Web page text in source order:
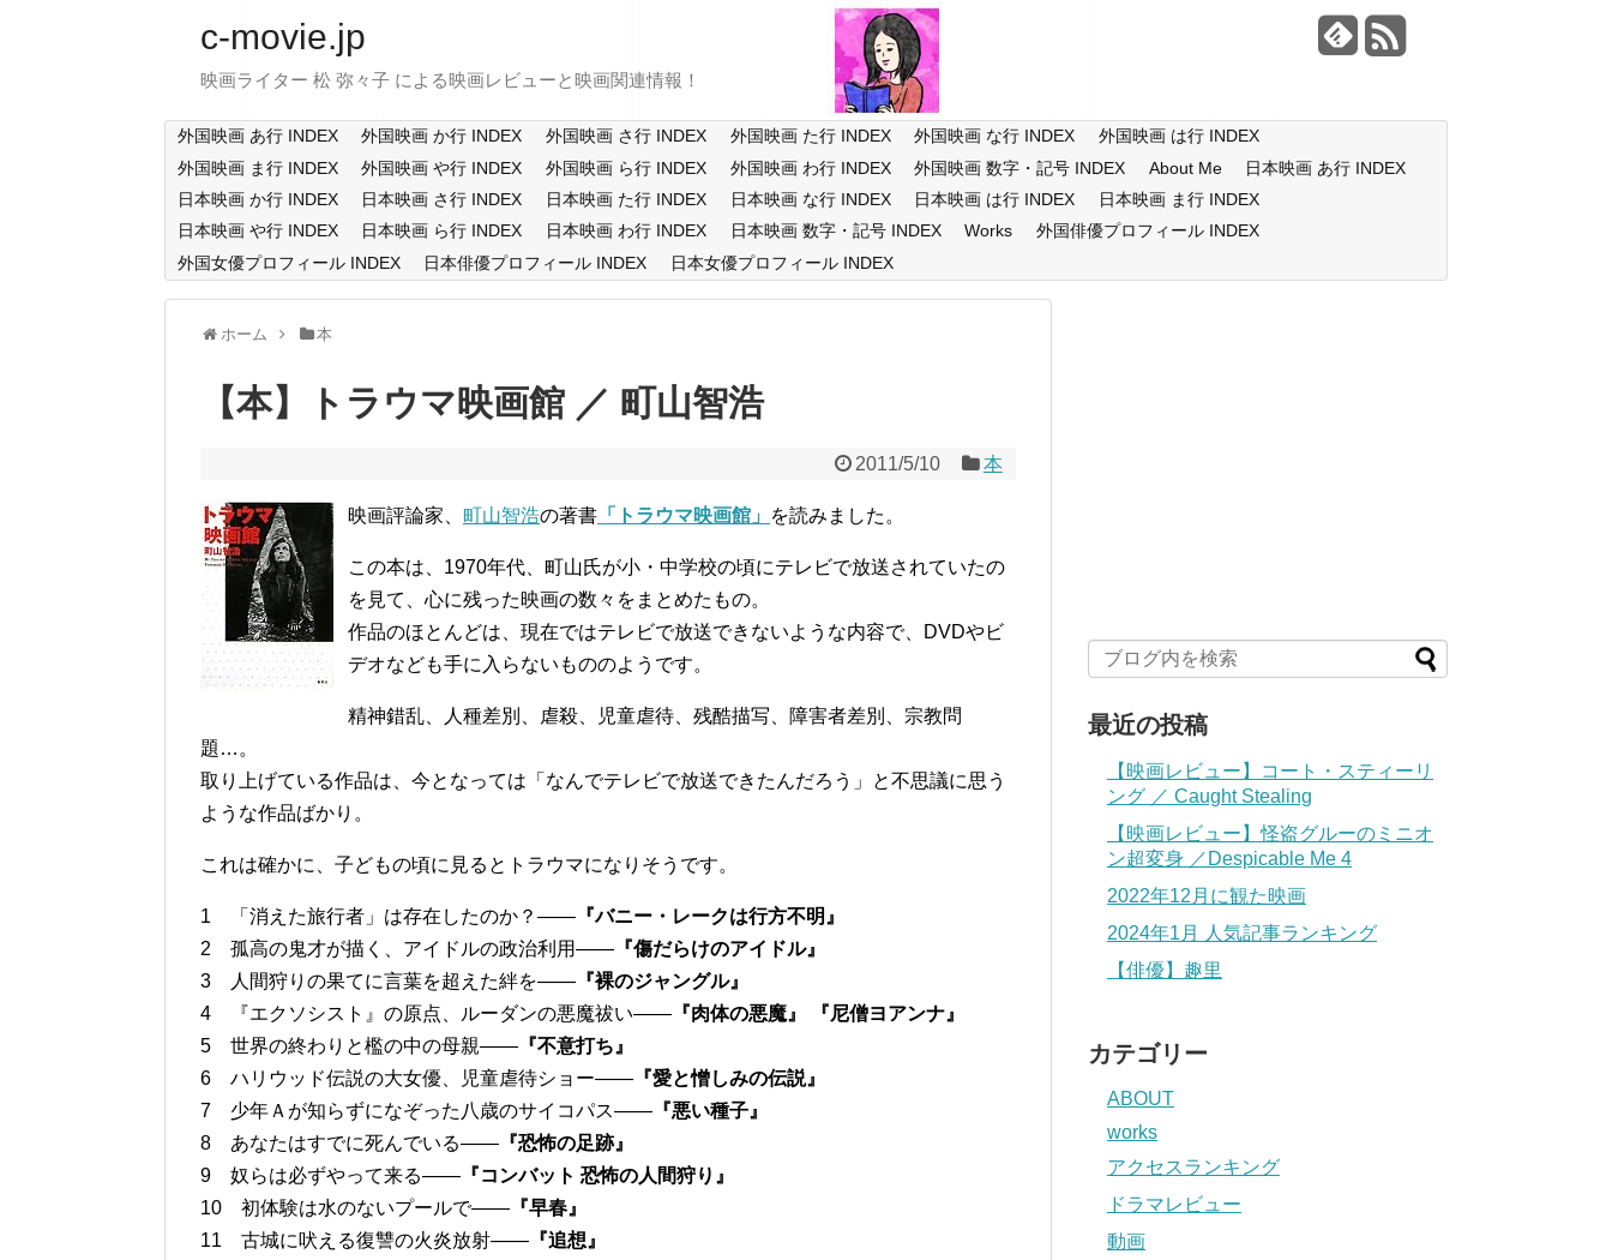
c-movie.jp
映画ライター 松 弥々子 による映画レビューと映画関連情報！
外国映画 あ行 INDEX 外国映画 か行 INDEX 外国映画 さ行 INDEX 外国映画 た行 INDEX 外国映画 な行 INDEX
外国映画 は行 INDEX
外国映画 ま行 INDEX
外国映画 や行 INDEX 外国映画 ら行 INDEX 外国映画 わ行 INDEX 外国映画 数字・記号 INDEX About Me
日本映画 あ行 INDEX
日本映画 か行 INDEX
日本映画 さ行 INDEX 日本映画 た行 INDEX 日本映画 な行 INDEX 日本映画 は行 INDEX
日本映画 ま行 INDEX
日本映画 や行 INDEX
日本映画 ら行 INDEX 日本映画 わ行 INDEX 日本映画 数字・記号 INDEX Works
外国俳優プロフィール INDEX
外国女優プロフィール INDEX
日本俳優プロフィール INDEX 日本女優プロフィール INDEX
ホーム 本
【本】トラウマ映画館 ／ 町山智浩
2011/5/10 本
映画評論家、 町山智浩の著書 「トラウマ映画館」 を読みました。
この本は、1970年代、町山氏が小・中学校の頃にテレビで放送されていたの
を見て、心に残った映画の数々をまとめたもの。
作品のほとんどは、現在ではテレビで放送できないような内容で、DVDやビ
デオなども手に入らないもののようです。
精神錯乱、人種差別、虐殺、児童虐待、残酷描写、障害者差別、宗教問
題…。
取り上げている作品は、今となっては「なんでテレビで放送できたんだろう」と不思議に思う
ような作品ばかり。
これは確かに、子どもの頃に見るとトラウマになりそうです。
1 「消えた旅行者」は存在したのか？―― 『バニー・レークは行方不明』
2 孤高の鬼才が描く、アイドルの政治利用―― 『傷だらけのアイドル』
3 人間狩りの果てに言葉を超えた絆を―― 『裸のジャングル』
4 『エクソシスト』の原点、ルーダンの悪魔祓い―― 『肉体の悪魔』 『尼僧ヨアンナ』
5 世界の終わりと檻の中の母親―― 『不意打ち』
6 ハリウッド伝説の大女優、児童虐待ショー―― 『愛と憎しみの伝説』
7 少年Ａが知らずになぞった八歳のサイコパス―― 『悪い種子』
8 あなたはすでに死んでいる―― 『恐怖の足跡』
9 奴らは必ずやって来る―― 『コンバット 恐怖の人間狩り』
10 初体験は水のないプールで―― 『早春』
11 古城に吠える復讐の火炎放射―― 『追想』
最近の投稿
【映画レビュー】コート・スティーリ
ング ／ Caught Stealing
【映画レビュー】怪盗グルーのミニオ
ン超変身 ／Despicable Me 4
2022年12月に観た映画
2024年1月 人気記事ランキング
【俳優】趣里
カテゴリー
ABOUT
works
アクセスランキング
ドラマレビュー
動画